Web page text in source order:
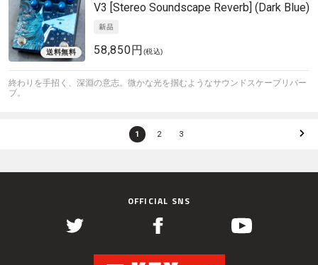
V3 [Stereo Soundscape Reverb] (Dark Blue)
58,850円 (税込)
終わりを手招く、深淵の意志。微かな光を掴むようなサウンドスケープリバー
ブ。
1 2 3
OFFICIAL SNS